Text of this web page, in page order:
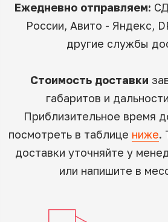
Ежедневно отправляем:
России, Авито - Яндекс,
другие службы
Стоимость доставки
габаритов и
Приблизительное время
посмотреть в таблице ниже.
доставки уточняйте у
или напишите в